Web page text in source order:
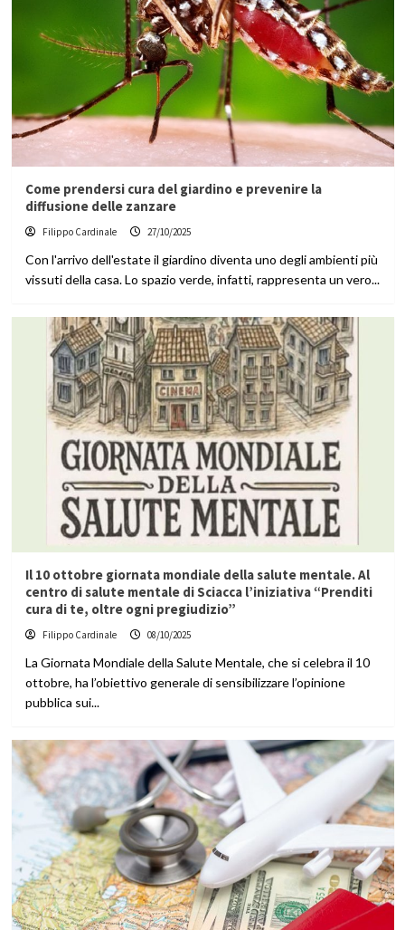
Come prendersi cura del giardino e prevenire la
diffusione delle zanzare
Filippo Cardinale 27/10/2025
Con l'arrivo dell'estate il giardino diventa uno degli ambienti più
vissuti della casa. Lo spazio verde, infatti, rappresenta un vero...
Il 10 ottobre giornata mondiale della salute mentale. Al
centro di salute mentale di Sciacca l’iniziativa “Prenditi
cura di te, oltre ogni pregiudizio”
Filippo Cardinale 08/10/2025
La Giornata Mondiale della Salute Mentale, che si celebra il 10
ottobre, ha l’obiettivo generale di sensibilizzare l’opinione
pubblica sui...